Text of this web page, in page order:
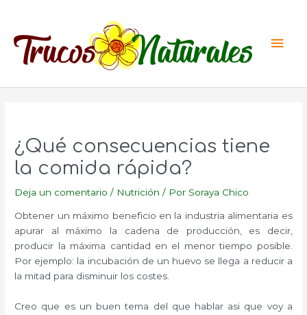
contenido
¿Qué consecuencias tiene
la comida rápida?
Deja un comentario / Nutrición / Por Soraya Chico
Obtener un máximo beneficio en la industria alimentaria es
apurar al máximo la cadena de producción, es decir,
producir la máxima cantidad en el menor tiempo posible.
Por ejemplo: la incubación de un huevo se llega a reducir a
la mitad para disminuir los costes.
Creo que es un buen tema del que hablar asi que voy a